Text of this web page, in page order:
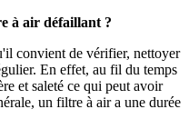
à air défaillant ?
convient de vérifier, nettoyer
En effet, au fil du temps
et saleté ce qui peut avoir
un filtre à air a une durée